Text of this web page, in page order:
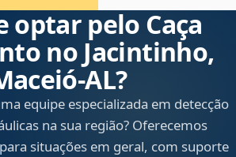
optar pelo Caça
no Jacintinho,
equipe especializada em detecção
na sua região? Oferecemos
situações em geral, com suporte